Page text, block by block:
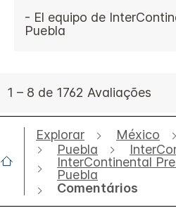
Explorar México
Puebla
InterContinental
Puebla
Comentários